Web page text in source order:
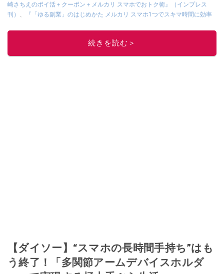
崎さちえのポイ活＋クーポン＋メルカリ スマホでおトク術』（インプレス
刊） 、
『「ゆる副業」のはじめかた メルカリ スマホ1つでスキマ時間に効率
ぜ日記」
■経歴：2003年、夫が子育てをするために、突然会社を辞める。翌月からの
給料が０円になり、家にいながら、しかも空いた時間でできるオークション
続きを読む＞
【ダイソー】“スマホの長時間手持ち”はも
う終了！「多関節アームデバイスホルダ